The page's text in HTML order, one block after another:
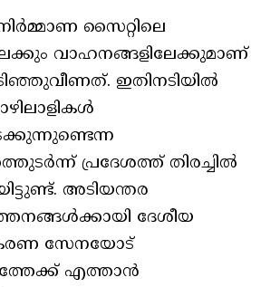
സൈറ്റിലെ
വാഹനങ്ങളിലേക്കുമാണ്
ഇതിനടിയിൽ
പ്രദേശത്ത് തിരച്ചിൽ
അടിയന്തര
ദേശീയ
സേനയോട്
എത്താൻ